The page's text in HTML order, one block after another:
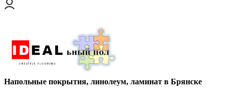
Напольные покрытия, линолеум, ламинат в Брянске